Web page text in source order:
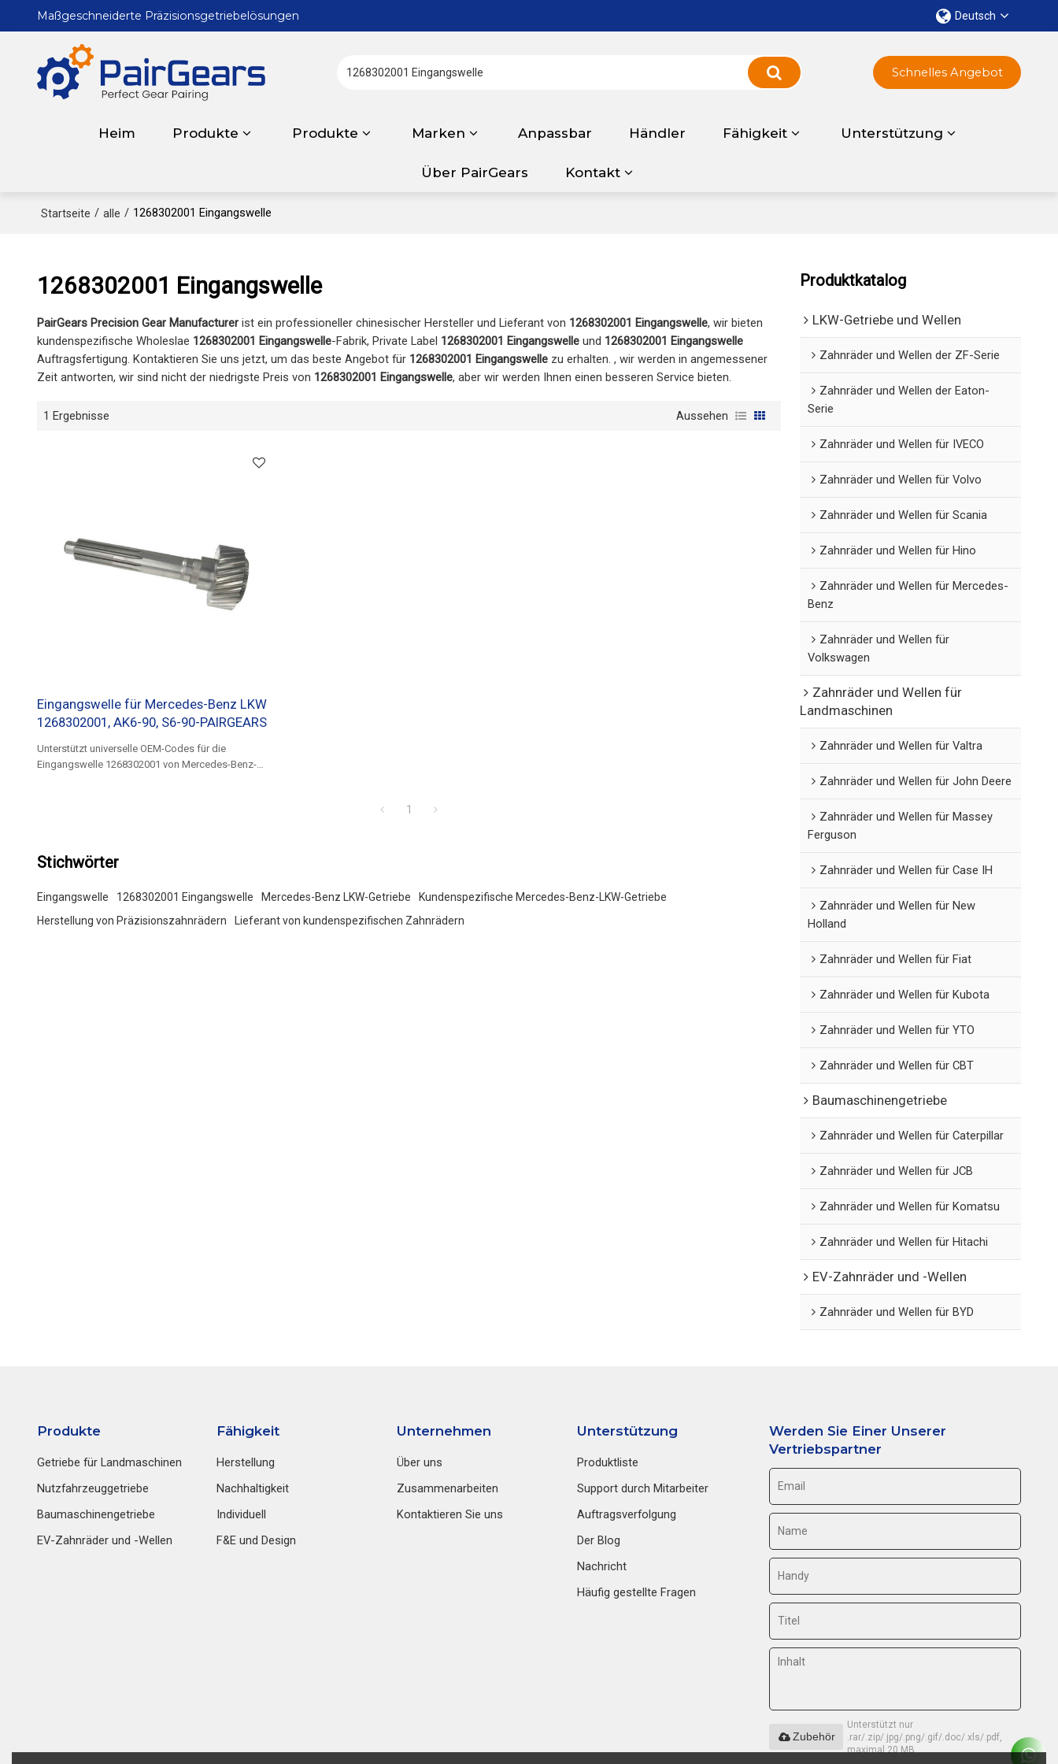
Maßgeschneiderte Präzisionsgetriebelösungen Deutsch
Heim Produkte Produkte Marken Anpassbar Händler Fähigkeit Unterstützung
Über PairGears Kontakt
Schnelles Angebot
Startseite / alle / 1268302001 Eingangswelle
1268302001 Eingangswelle
PairGears Precision Gear Manufacturerist ein professioneller chinesischer Hersteller und Lieferant von 1268302001 Eingangswelle, wir bieten
kundenspezifische Wholeslae 1268302001 Eingangswelle-Fabrik, Private Label 1268302001 Eingangswelleund 1268302001 Eingangswelle
Auftragsfertigung. Kontaktieren Sie uns jetzt, um das beste Angebot für 1268302001 Eingangswellezu erhalten. , wir werden in angemessener
Zeit antworten, wir sind nicht der niedrigste Preis von 1268302001 Eingangswelle, aber wir werden Ihnen einen besseren Service bieten.
1 Ergebnisse Aussehen
Eingangswelle für Mercedes-Benz LKW
1268302001, AK6-90, S6-90-PAIRGEARS
Unterstützt universelle OEM-Codes für die
Eingangswelle 1268302001 von Mercedes-Benz-
1
Stichwörter
Eingangswelle 1268302001 Eingangswelle Mercedes-Benz LKW-Getriebe
Kundenspezifische Mercedes-Benz-LKW-Getriebe
Herstellung von Präzisionszahnrädern
Lieferant von kundenspezifischen Zahnrädern
Produktkatalog
LKW-Getriebe und Wellen
Zahnräder und Wellen der ZF-Serie
Zahnräder und Wellen der Eaton-
Serie
Zahnräder und Wellen für IVECO
Zahnräder und Wellen für Volvo
Zahnräder und Wellen für Scania
Zahnräder und Wellen für Hino
Zahnräder und Wellen für Mercedes-
Benz
Zahnräder und Wellen für
Volkswagen
Zahnräder und Wellen für
Landmaschinen
Zahnräder und Wellen für Valtra
Zahnräder und Wellen für John Deere
Zahnräder und Wellen für Massey
Ferguson
Zahnräder und Wellen für Case IH
Zahnräder und Wellen für New
Holland
Zahnräder und Wellen für Fiat
Zahnräder und Wellen für Kubota
Zahnräder und Wellen für YTO
Zahnräder und Wellen für CBT
Baumaschinengetriebe
Zahnräder und Wellen für Caterpillar
Zahnräder und Wellen für JCB
Zahnräder und Wellen für Komatsu
Zahnräder und Wellen für Hitachi
EV-Zahnräder und -Wellen
Zahnräder und Wellen für BYD
Produkte
Getriebe für Landmaschinen
Nutzfahrzeuggetriebe
Baumaschinengetriebe
EV-Zahnräder und -Wellen
Fähigkeit
Herstellung
Nachhaltigkeit
Individuell
F&E und Design
Unternehmen
Über uns
Zusammenarbeiten
Kontaktieren Sie uns
Unterstützung
Produktliste
Support durch Mitarbeiter
Auftragsverfolgung
Der Blog
Nachricht
Häufig gestellte Fragen
Werden Sie Einer Unserer
Vertriebspartner
Unterstützt nur
.rar/.zip/.jpg/.png/.gif/.doc/.xls/.pdf,
maximal 20 MB
Zubehör